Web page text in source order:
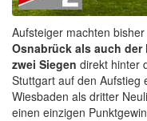
Aufsteiger machten
Osnabrück als auch der
zwei Siegen direkt hinter
Stuttgart auf den Aufstieg
Wiesbaden als dritter
einen einzigen